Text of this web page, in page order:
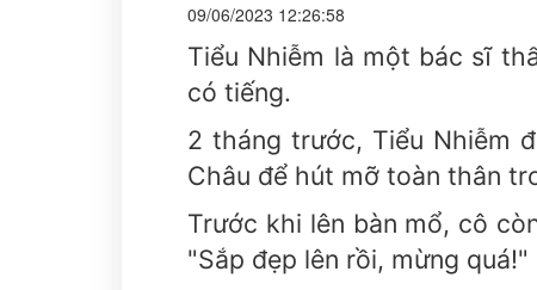
09/06/2023 12:26:58
Tiểu Nhiễm là một bác sĩ
có tiếng.
2 tháng trước, Tiểu Nhiễm
Châu để hút mỡ toàn thân
Trước khi lên bàn mổ, cô
"Sắp đẹp lên rồi, mừng quá!"